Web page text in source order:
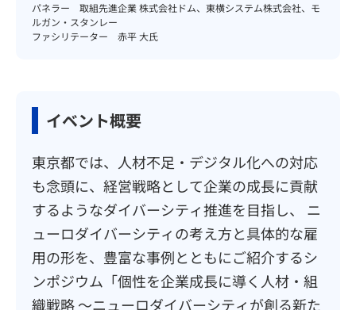
パネラー 取組先進企業 株式会社ドム、東横システム株式会社、モ
ルガン・スタンレー
ファシリテーター 赤平 大氏
イベント概要
東京都では、人材不足・デジタル化への対応
も念頭に、経営戦略として企業の成長に貢献
するようなダイバーシティ推進を目指し、 ニ
ューロダイバーシティの考え方と具体的な雇
用の形を、豊富な事例とともにご紹介するシ
ンポジウム「個性を企業成長に導く人材・組
織戦略 ～ニューロダイバーシティが創る新た